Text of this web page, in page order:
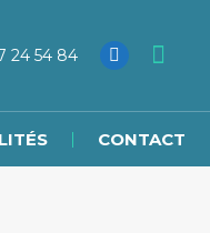
24 54 84
CONTACT